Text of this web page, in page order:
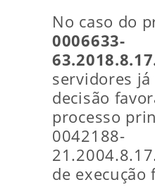
No caso do
0006633-
servidores
decisão
processo
0042188-
de execução